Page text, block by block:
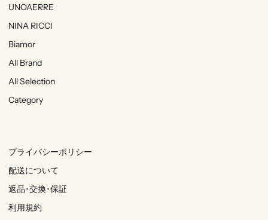
UNOAERRE
NINA RICCI
Biamor
All Brand
All Selection
Category
プライバシーポリシー
配送について
返品･交換･保証
利用規約